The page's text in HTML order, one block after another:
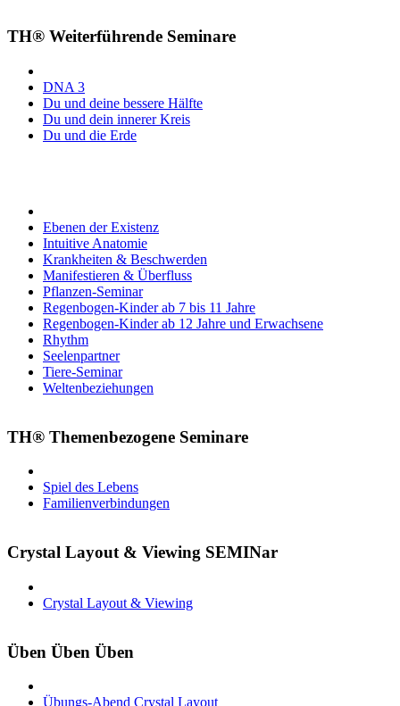
TH® Weiterführende Seminare
DNA 3
Du und deine bessere Hälfte
Du und dein innerer Kreis
Du und die Erde
Ebenen der Existenz
Intuitive Anatomie
Krankheiten & Beschwerden
Manifestieren & Überfluss
Pflanzen-Seminar
Regenbogen-Kinder ab 7 bis 11 Jahre
Regenbogen-Kinder ab 12 Jahre und Erwachsene
Rhythm
Seelenpartner
Tiere-Seminar
Weltenbeziehungen
TH® Themenbezogene Seminare
Spiel des Lebens
Familienverbindungen
Crystal Layout & Viewing SEMINar
Crystal Layout & Viewing
Üben Üben Üben
Übungs-Abend Crystal Layout